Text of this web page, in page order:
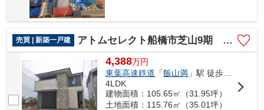
売買 | 新築一戸建 アトムセレクト船橋市芝山9期 1号棟
4,388万円
東葉高速鉄道 「飯山満 」駅 徒歩15分
4LDK
建物面積：105.65㎡（31.95坪）
土地面積：115.76㎡（35.01坪）